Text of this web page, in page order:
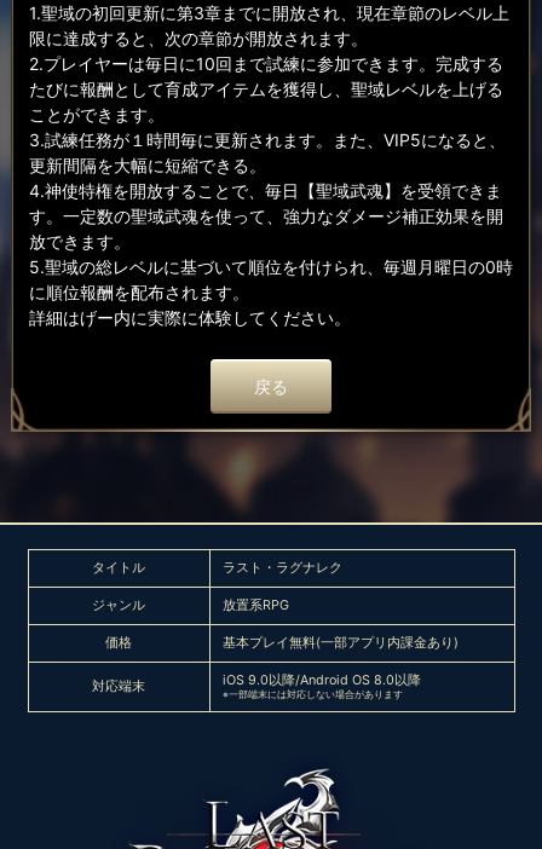
1.聖域の初回更新に第3章までに開放され、現在章節のレベル上
限に達成すると、次の章節が開放されます。
2.プレイヤーは毎日に10回まで試練に参加できます。完成する
たびに報酬として育成アイテムを獲得し、聖域レベルを上げる
ことができます。
3.試練任務が１時間毎に更新されます。また、VIP5になると、
更新間隔を大幅に短縮できる。
4.神使特権を開放することで、毎日【聖域武魂】を受領できま
す。一定数の聖域武魂を使って、強力なダメージ補正効果を開
放できます。
5.聖域の総レベルに基づいて順位を付けられ、毎週月曜日の0時
に順位報酬を配布されます。
詳細はげー内に実際に体験してください。
戻る
タイトル ラスト・ラグナレク
ジャンル 放置系RPG
価格 基本プレイ無料(一部アプリ内課金あり)
対応端末 iOS 9.0以降/Android OS 8.0以降
※一部端末には対応しない場合があります